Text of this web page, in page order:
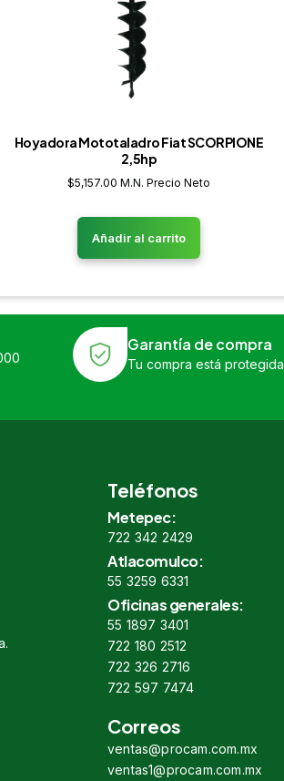
Hoyadora Mototaladro Fiat SCORPIONE
2,5hp
$5,157.00 M.N. Precio Neto
Añadir al carrito
Garantía de compra
Tu compra está protegida
Teléfonos
Metepec:
722 342 2429
Atlacomulco:
55 3259 6331
Oficinas generales:
55 1897 3401
722 180 2512
722 326 2716
722 597 7474
Correos
ventas@procam.com.mx
ventas1@procam.com.mx